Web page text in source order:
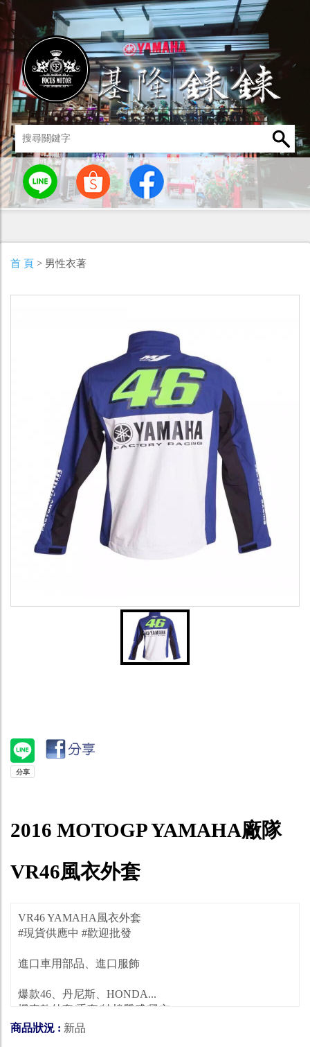
燈罩 / 燈泡 其他零組件 男性衣著 車身標誌 / 貼紙
首 頁 > 男性衣著
2016 MOTOGP YAMAHA廠隊
VR46風衣外套
VR46 YAMAHA風衣外套
#現貨供應中 #歡迎批發
進口車用部品、進口服飾
爆款46、丹尼斯、HONDA...
機車款外套/手套/純棉質感/風衣
支持店到店貨到付款免運優惠中
商品狀況 : 新品